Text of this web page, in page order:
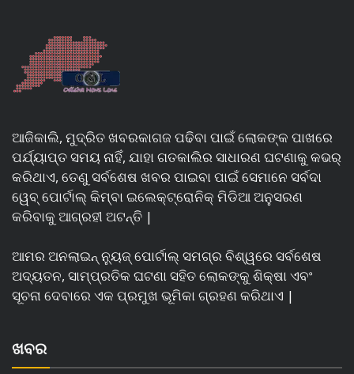
ଆଜିକାଲି, ମୁଦ୍ରିତ ଖବରକାଗଜ ପଢିବା ପାଇଁ ଲୋକଙ୍କ ପାଖରେ
ପର୍ଯ୍ୟାପ୍ତ ସମୟ ନାହିଁ, ଯାହା ଗତକାଲିର ସାଧାରଣ ଘଟଣାକୁ କଭର୍
କରିଥାଏ, ତେଣୁ ସର୍ବଶେଷ ଖବର ପାଇବା ପାଇଁ ସେମାନେ ସର୍ବଦା
ୱେବ୍ ପୋର୍ଟାଲ୍ କିମ୍ବା ଇଲେକ୍ଟ୍ରୋନିକ୍ ମିଡିଆ ଅନୁସରଣ
କରିବାକୁ ଆଗ୍ରହୀ ଅଟନ୍ତି |
ଆମର ଅନଲାଇନ୍ ନ୍ୟୁଜ୍ ପୋର୍ଟାଲ୍ ସମଗ୍ର ବିଶ୍ୱରେ ସର୍ବଶେଷ
ଅଦ୍ୟତନ, ସାମ୍ପ୍ରତିକ ଘଟଣା ସହିତ ଲୋକଙ୍କୁ ଶିକ୍ଷା ଏବଂ
ସୂଚନା ଦେବାରେ ଏକ ପ୍ରମୁଖ ଭୂମିକା ଗ୍ରହଣ କରିଥାଏ |
ଖବର